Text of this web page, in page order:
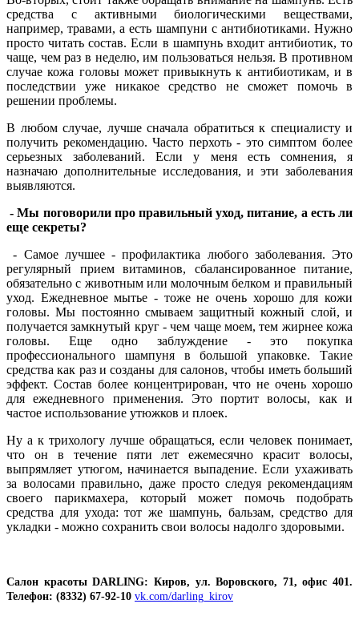
средства с активными биологическими веществами,
например, травами, а есть шампуни с антибиотиками. Нужно
просто читать состав. Если в шампунь входит антибиотик, то
чаще, чем раз в неделю, им пользоваться нельзя. В противном
случае кожа головы может привыкнуть к антибиотикам, и в
последствии уже никакое средство не сможет помочь в
решении проблемы.
В любом случае, лучше сначала обратиться к специалисту и
получить рекомендацию. Часто перхоть - это симптом более
серьезных заболеваний. Если у меня есть сомнения, я
назначаю дополнительные исследования, и эти заболевания
выявляются.
- Мы поговорили про правильный уход, питание, а есть ли
еще секреты?
- Самое лучшее - профилактика любого заболевания. Это
регулярный прием витаминов, сбалансированное питание,
обязательно с животным или молочным белком и правильный
уход. Ежедневное мытье - тоже не очень хорошо для кожи
головы. Мы постоянно смываем защитный кожный слой, и
получается замкнутый круг - чем чаще моем, тем жирнее кожа
головы. Еще одно заблуждение - это покупка
профессионального шампуня в большой упаковке. Такие
средства как раз и созданы для салонов, чтобы иметь больший
эффект. Состав более концентрирован, что не очень хорошо
для ежедневного применения. Это портит волосы, как и
частое использование утюжков и плоек.
Ну а к трихологу лучше обращаться, если человек понимает,
что он в течение пяти лет ежемесячно красит волосы,
выпрямляет утюгом, начинается выпадение. Если ухаживать
за волосами правильно, даже просто следуя рекомендациям
своего парикмахера, который может помочь подобрать
средства для ухода: тот же шампунь, бальзам, средство для
укладки - можно сохранить свои волосы надолго здоровыми.
Cалон красоты DARLING: Киров, ул. Воровского, 71, офис 401.
Телефон: (8332) 67-92-10 vk.com/darling_kirov